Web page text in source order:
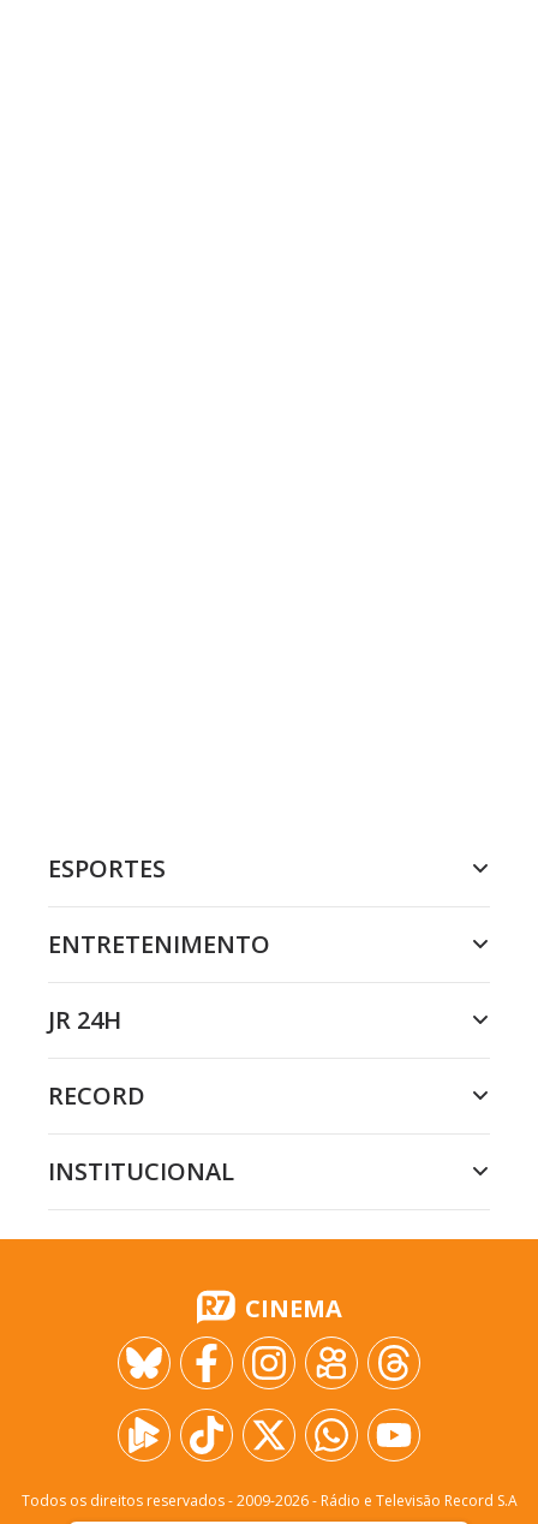
ESPORTES
ENTRETENIMENTO
JR 24H
RECORD
INSTITUCIONAL
CINEMA
Todos os direitos reservados - 2009-2026- Rádio e Televisão Record S.A